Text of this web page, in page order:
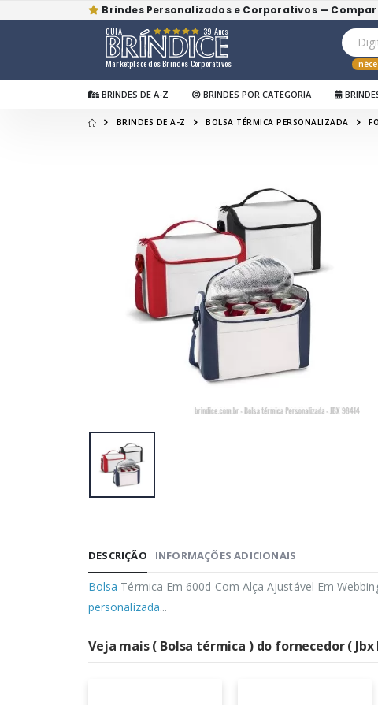
Brindes Personalizados e Corporativos —
Marketplace dos Brindes Corporativos
GUIA 39 Anos
BRINDES DE A-Z BRINDES POR CATEGORIA
BRINDES DE A-Z BOLSA TÉRMICA PERSONALIZADA
DESCRIÇÃO INFORMAÇÕES ADICIONAIS
Bolsa Térmica Em 600d Com Alça Ajustável Em
personalizada...
Veja mais ( Bolsa térmica ) do fornecedor ( Jbx